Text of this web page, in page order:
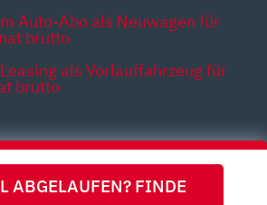
ABGELAUFEN? FINDE
Auto-Abo als Neuwagen für
brutto
als Vorlauffahrzeug für
brutto